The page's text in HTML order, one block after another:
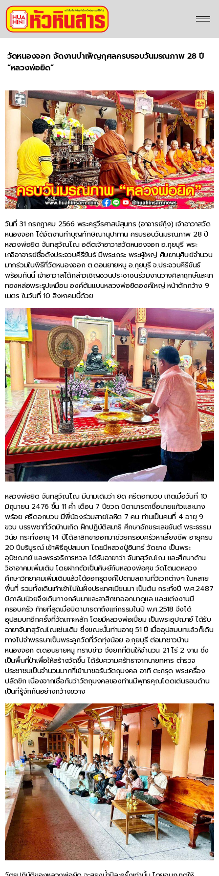
วัดหนองจอก จัดงานบำเพ็ญกุศลครบรอบวันมรณภาพ 28 ปี
“หลวงพ่อยิด”
วันที่ 31 กรกฎาคม 2566 พระครูวีรศาสน์สุนทร (อาจารย์กุ้ง) เจ้าอาวาสวัด
หนองจอก ได้จัดงานทำบุญทักษิณานุปาทาน ครบรอบวันมรณภาพ 28 ปี
หลวงพ่อยิด จันทสุวัณโณ อดีตเจ้าอาวาสวัดหนองจอก อ.กุยบุรี พระ
เกจิอาจารย์ชื่อดังประจวบคีรีขันธ์ มีพระเถระ พระผู้ใหญ่ ศิษยานุศิษย์จำนวน
มากร่วมในพิธีที่วัดหนองจอก ต.ดอนยายหนู อ.กุยบุรี จ.ประจวบคีรีขันธ์
พร้อมกันนี้ เจ้าอาวาสได้กล่าวเชิญชวนประชาชนร่วมงานวางศิลาฤกษ์และเท
ทองหล่อพระรูปเหมือน องค์ต้นแบบหลวงพ่อยิดองค์ใหญ่ หน้าตักกว้าง 9
เมตร ในวันที่ 10 สิงหาคมนี้ด้วย
หลวงพ่อยิด จันทสุวัณโณ มีนามเดิมว่า ยิด ศรีดอกบวบ เกิดเมื่อวันที่ 10
มิถุนายน 2476 ขึ้น 11 ค่ำ เดือน 7 ปีชวด บิดามารดาชื่อนายแก้วและนาง
พร้อย ศรีดอกบวบ มีพี่น้องร่วมสายโลหิต 7 คน ท่านเป็นคนที่ 4 อายุ 9
ขวบ บรรพชาที่วัดบ้านเกิด ฝึกปฏิบัติสมาธิ ศึกษาอักขระเลขยันต์ พระธรรม
วินัย กระทั่งอายุ 14 ปีได้ลาสิกขาออกมาช่วยครอบครัวหาเลี้ยงชีพ อายุครบ
20 ปีบริบูรณ์ เข้าพิธีอุปสมบท โดยมีหลวงปู่อินทร์ วัดยาง เป็นพระ
อุปัชฌาย์ และพระอธิการหวล ได้รับฉายาว่า จันทสุวัณโณ และศึกษาด้าน
วิชาอาคมเพิ่มเติม โดยฝากตัวเป็นศิษย์กับหลวงพ่อศุข วัดโตนดหลวง
ศึกษาวิทยาคมเพิ่มเติมแล้วได้ออกธุดงค์ไปตามสถานที่วิเวกต่างๆ ในหลาย
พื้นที่ รวมทั้งเดินเท้าเข้าไปในฝั่งประเทศเมียนมา เป็นต้น กระทั่งปี พ.ศ.2487
บิดาล้มป่วยจึงเดินทางกลับมาและลาสิกขาออกมาดูแล และแต่งงานมี
ครอบครัว ท้ายที่สุดเมื่อบิดามารดาถึงแก่กรรมในปี พ.ศ.2518 จึงได้
อุปสมบทอีกครั้งที่วัดเกาะหลัก โดยมีหลวงพ่อเปี่ยม เป็นพระอุปฌาย์ ได้รับ
ฉายาจันทสุวัณโณเช่นเดิม ซึ่งขณะนั้นท่านอายุ 51 ปี เมื่ออุปสมบทแล้วก็เดิน
ทางไปจำพรรษาเป็นพระลูกวัดที่วัดทุ่งน้อย อ.กุยบุรี ต่อมาชาวบ้าน
หนองจอก ต.ดอนยายหนู ทราบข่าว จึงยกที่ดินให้จำนวน 21 ไร่ 2 งาน ซึ่ง
เป็นพื้นที่ป่าเพื่อให้สร้างวัดขึ้น ได้รับความศรัทธาจากนายทหาร ตำรวจ
ประชาชนเป็นจำนวนมากที่เข้ามาขอรับวัตถุมงคล อาทิ ตะกรุด พระเครื่อง
ปลัดขิก เนื่องจากเชื่อกันว่าวัตถุมงคลของท่านมีพุทธคุณโดดเด่นรอบด้าน
เป็นที่รู้จักกันอย่างกว้างขวาง